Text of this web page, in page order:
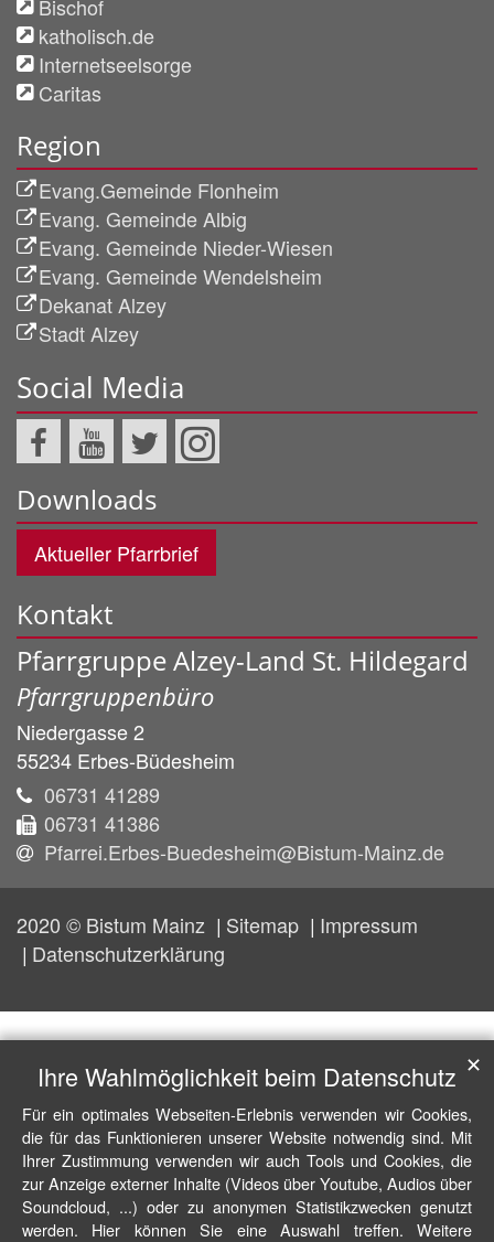
Bischof
katholisch.de
Internetseelsorge
Caritas
Region
Evang.Gemeinde Flonheim
Evang. Gemeinde Albig
Evang. Gemeinde Nieder-Wiesen
Evang. Gemeinde Wendelsheim
Dekanat Alzey
Stadt Alzey
Social Media
Downloads
Aktueller Pfarrbrief
Kontakt
Pfarrgruppe Alzey-Land St. Hildegard
Pfarrgruppenbüro
Niedergasse 2
55234 Erbes-Büdesheim
06731 41289
06731 41386
Pfarrei.Erbes-Buedesheim@Bistum-Mainz.de
2020 © Bistum Mainz Sitemap
Impressum
Datenschutzerklärung
Ihre Wahlmöglichkeit beim Datenschutz
Für ein optimales Webseiten-Erlebnis verwenden wir Cookies,
die für das Funktionieren unserer Website notwendig sind. Mit
Ihrer Zustimmung verwenden wir auch Tools und Cookies, die
zur Anzeige externer Inhalte (Videos über Youtube, Audios über
Soundcloud, ...) oder zu anonymen Statistikzwecken genutzt
werden. Hier können Sie eine Auswahl treffen. Weitere
✕